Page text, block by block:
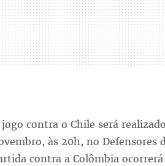
jogo contra o Chile será
às 20h, no Defensores
contra a Colômbia